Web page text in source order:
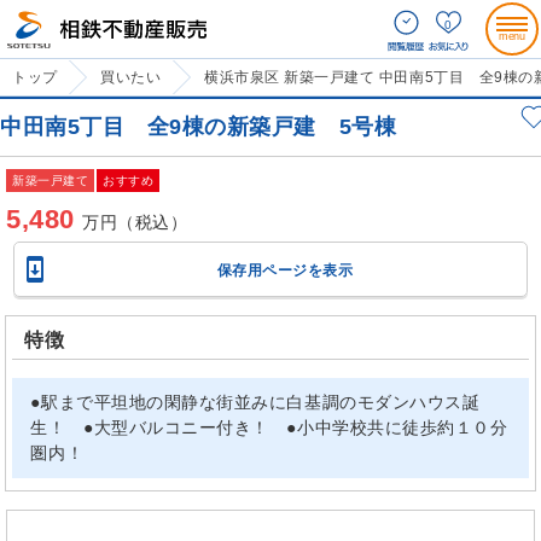
0
トップ 買いたい 横浜市泉区 新築一戸建て 中田南5丁目 全9棟
中田南5丁目 全9棟の新築戸建 5号棟
新築一戸建て おすすめ
5,480万円（税込）
 保存用ページを表示
特徴
●駅まで平坦地の閑静な街並みに白基調のモダンハウス誕
生！ ●大型バルコニー付き！ ●小中学校共に徒歩約１０分
圏内！